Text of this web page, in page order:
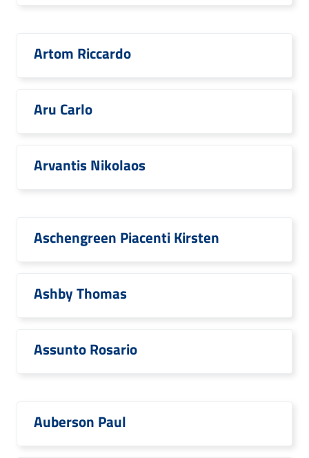
Artom Riccardo
Aru Carlo
Arvantis Nikolaos
Aschengreen Piacenti Kirsten
Ashby Thomas
Assunto Rosario
Auberson Paul